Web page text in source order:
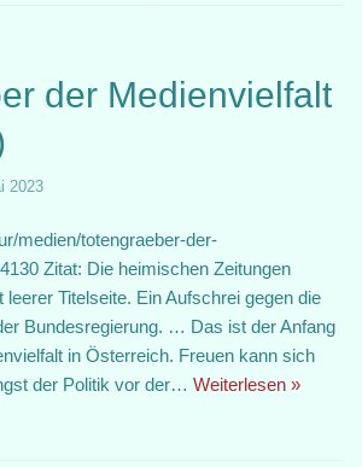
der Medienvielfalt
2023
medien/totengraeber-der-
Zitat: Die heimischen Zeitungen
Titelseite. Ein Aufschrei gegen die
Bundesregierung. … Das ist der Anfang
in Österreich. Freuen kann sich
der Politik vor der… Weiterlesen »